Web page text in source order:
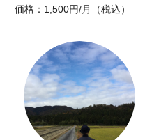
価格：1,500円/月（税込）